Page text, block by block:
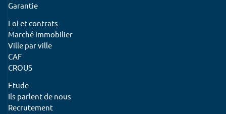
Garantie
Loi et contrats
Marché immobilier
Ville par ville
CAF
CROUS
Etude
Ils parlent de nous
Recrutement